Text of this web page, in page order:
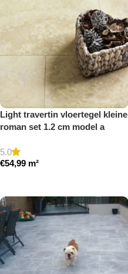
Light travertin vloertegel kleine
roman set 1.2 cm model a
5.0
€54,99 m²